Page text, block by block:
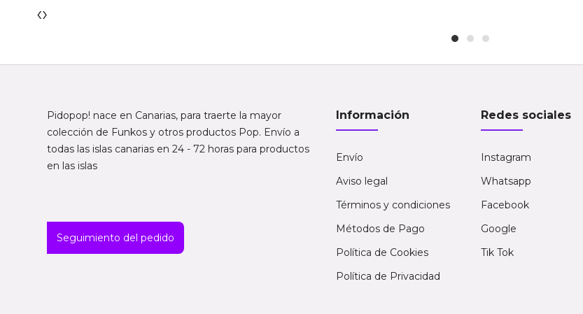
‹›
Pidopop! nace en Canarias, para traerte la mayor
colección de Funkos y otros productos Pop. Envío a
todas las islas canarias en 24 - 72 horas para productos
en las islas
Seguimiento del pedido
Información
Envío
Aviso legal
Términos y condiciones
Métodos de Pago
Política de Cookies
Política de Privacidad
Redes sociales
Instagram
Whatsapp
Facebook
Google
Tik Tok